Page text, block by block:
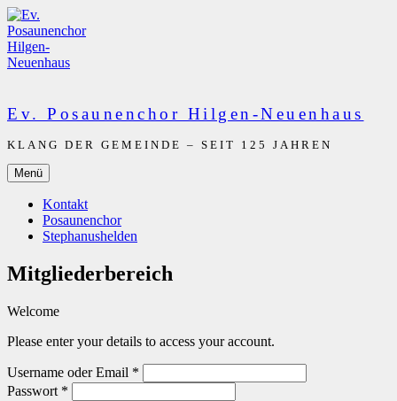
Zum
Inhalt
springen
Ev. Posaunenchor Hilgen-Neuenhaus
KLANG DER GEMEINDE – SEIT 125 JAHREN
Menü
Kontakt
Posaunenchor
Stephanushelden
Mitgliederbereich
Welcome
Please enter your details to access your account.
Username oder Email *
Passwort *